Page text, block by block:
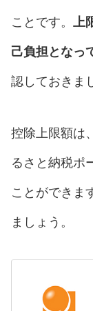
ことです。
己負担となっ
認しておきま
控除上限額は
るさと納税ポ
ことができま
ましょう。